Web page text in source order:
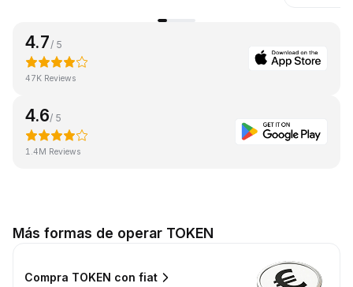
4.7 / 5
47K Reviews
4.6/ 5
1.4M Reviews
Más formas de operar TOKEN
Compra TOKEN con fiat